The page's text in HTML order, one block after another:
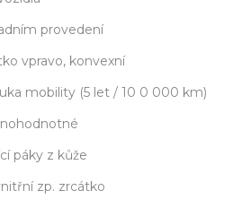
provedení
vpravo, konvexní
mobility (5 let / 10 0 000 km)
páky z kůže
zp. zrcátko